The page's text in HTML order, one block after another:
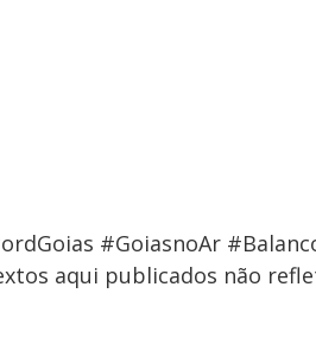
#GoiasnoAr
aqui publicados não